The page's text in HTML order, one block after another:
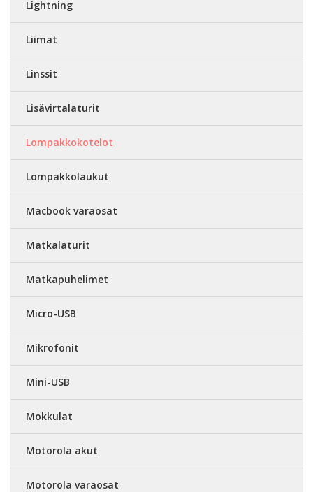
Lightning
Liimat
Linssit
Lisävirtalaturit
Lompakkokotelot
Lompakkolaukut
Macbook varaosat
Matkalaturit
Matkapuhelimet
Micro-USB
Mikrofonit
Mini-USB
Mokkulat
Motorola akut
Motorola varaosat